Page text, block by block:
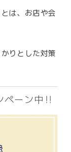
は、お店や会
りとした対策
ペーン中‼️